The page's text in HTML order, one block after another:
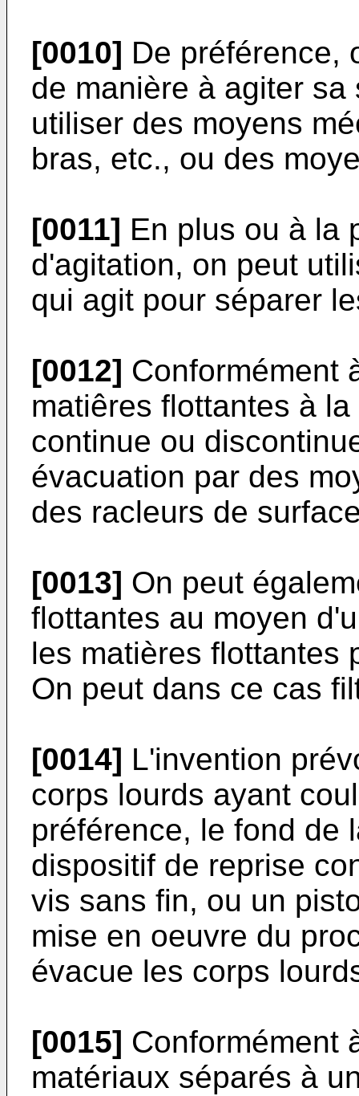
[0010] De préférence,
de manière à agiter
utiliser des moyens
bras, etc., ou des
[0011] En plus ou à la
d'agitation, on peut
qui agit pour séparer
[0012] Conformément
matiê­res flottantes à
continue ou
évacuation par des
des racleurs de
[0013] On peut
flottantes au moyen
les matières flottantes
On peut dans ce cas
[0014] L'invention
corps lourds ayant
préférence, le fond de
dispositif de repri­se
vis sans fin, ou un
mise en oeuvre du
évacue les corps
[0015] Conformément
maté­riaux séparés à